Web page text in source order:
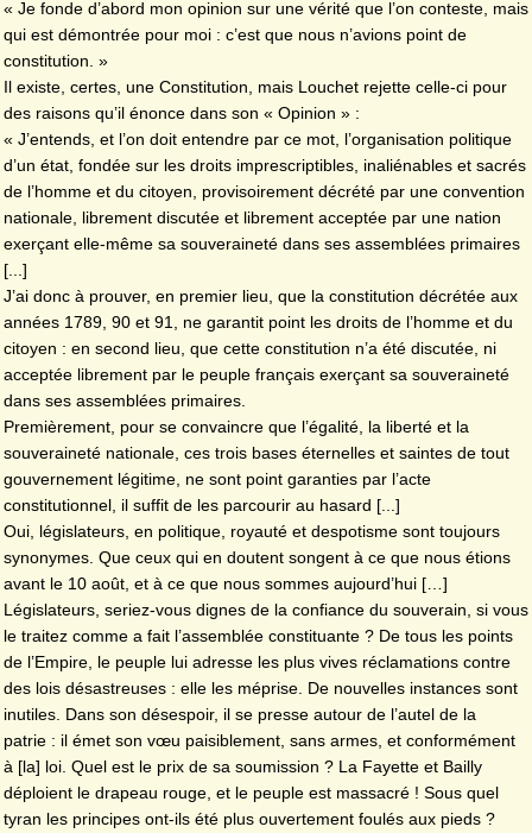
« Je fonde d’abord mon opinion sur une vérité que l’on conteste, mais
qui est démontrée pour moi : c’est que nous n’avions point de
constitution. »
Il existe, certes, une Constitution, mais Louchet rejette celle-ci pour
des raisons qu’il énonce dans son « Opinion » :
« J’entends, et l’on doit entendre par ce mot, l’organisation politique
d’un état, fondée sur les droits imprescriptibles, inaliénables et sacrés
de l’homme et du citoyen, provisoirement décrété par une convention
nationale, librement discutée et librement acceptée par une nation
exerçant elle-même sa souveraineté dans ses assemblées primaires
[...]
J’ai donc à prouver, en premier lieu, que la constitution décrétée aux
années 1789, 90 et 91, ne garantit point les droits de l’homme et du
citoyen : en second lieu, que cette constitution n’a été discutée, ni
acceptée librement par le peuple français exerçant sa souveraineté
dans ses assemblées primaires.
Premièrement, pour se convaincre que l’égalité, la liberté et la
souveraineté nationale, ces trois bases éternelles et saintes de tout
gouvernement légitime, ne sont point garanties par l’acte
constitutionnel, il suffit de les parcourir au hasard [...]
Oui, législateurs, en politique, royauté et despotisme sont toujours
synonymes. Que ceux qui en doutent songent à ce que nous étions
avant le 10 août, et à ce que nous sommes aujourd’hui […]
Législateurs, seriez-vous dignes de la confiance du souverain, si vous
le traitez comme a fait l’assemblée constituante ? De tous les points
de l’Empire, le peuple lui adresse les plus vives réclamations contre
des lois désastreuses : elle les méprise. De nouvelles instances sont
inutiles. Dans son désespoir, il se presse autour de l’autel de la
patrie : il émet son vœu paisiblement, sans armes, et conformément
à [la] loi. Quel est le prix de sa soumission ? La Fayette et Bailly
déploient le drapeau rouge, et le peuple est massacré ! Sous quel
tyran les principes ont-ils été plus ouvertement foulés aux pieds ?